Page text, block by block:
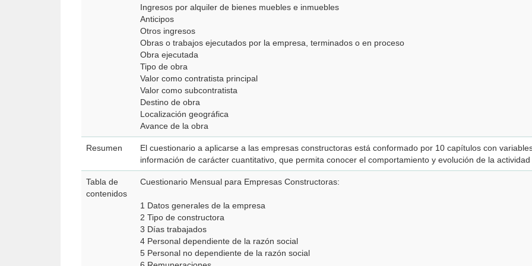
Ingresos por alquiler de bienes muebles e inmuebles
Anticipos
Otros ingresos
Obras o trabajos ejecutados por la empresa, terminados o en proceso
Obra ejecutada
Tipo de obra
Valor como contratista principal
Valor como subcontratista
Destino de obra
Localización geográfica
Avance de la obra
Resumen
El cuestionario a aplicarse a las empresas constructoras está conformado por 10 capítulos con
información de carácter cuantitativo, que permita conocer el comportamiento y evolución de la
Tabla de
contenidos
Cuestionario Mensual para Empresas Constructoras:
1 Datos generales de la empresa
2 Tipo de constructora
3 Días trabajados
4 Personal dependiente de la razón social
5 Personal no dependiente de la razón social